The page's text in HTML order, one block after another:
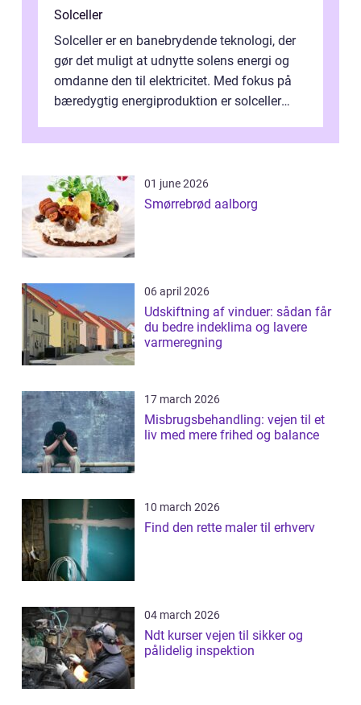
Solceller
Solceller er en banebrydende teknologi, der
gør det muligt at udnytte solens energi og
omdanne den til elektricitet. Med fokus på
bæredygtig energiproduktion er solceller
01 june 2026
Smørrebrød aalborg
06 april 2026
Udskiftning af vinduer: sådan får
du bedre indeklima og lavere
varmeregning
17 march 2026
Misbrugsbehandling: vejen til et
liv med mere frihed og balance
10 march 2026
Find den rette maler til erhverv
04 march 2026
Ndt kurser vejen til sikker og
pålidelig inspektion